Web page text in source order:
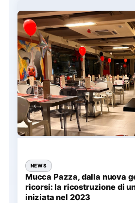
NEWS
Mucca Pazza, dalla nuova
ricorsi: la ricostruzione di
iniziata nel 2023